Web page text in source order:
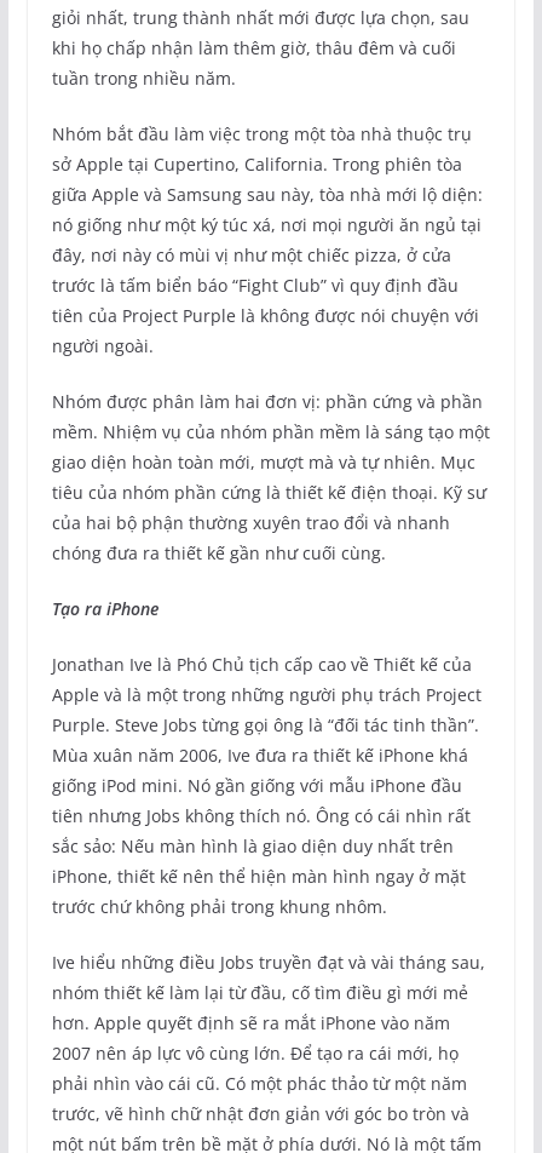
giỏi nhất, trung thành nhất mới được lựa chọn, sau
khi họ chấp nhận làm thêm giờ, thâu đêm và cuối
tuần trong nhiều năm.
Nhóm bắt đầu làm việc trong một tòa nhà thuộc trụ
sở Apple tại Cupertino, California. Trong phiên tòa
giữa Apple và Samsung sau này, tòa nhà mới lộ diện:
nó giống như một ký túc xá, nơi mọi người ăn ngủ tại
đây, nơi này có mùi vị như một chiếc pizza, ở cửa
trước là tấm biển báo “Fight Club” vì quy định đầu
tiên của Project Purple là không được nói chuyện với
người ngoài.
Nhóm được phân làm hai đơn vị: phần cứng và phần
mềm. Nhiệm vụ của nhóm phần mềm là sáng tạo một
giao diện hoàn toàn mới, mượt mà và tự nhiên. Mục
tiêu của nhóm phần cứng là thiết kế điện thoại. Kỹ sư
của hai bộ phận thường xuyên trao đổi và nhanh
chóng đưa ra thiết kế gần như cuối cùng.
Tạo ra iPhone
Jonathan Ive là Phó Chủ tịch cấp cao về Thiết kế của
Apple và là một trong những người phụ trách Project
Purple. Steve Jobs từng gọi ông là “đối tác tinh thần”.
Mùa xuân năm 2006, Ive đưa ra thiết kế iPhone khá
giống iPod mini. Nó gần giống với mẫu iPhone đầu
tiên nhưng Jobs không thích nó. Ông có cái nhìn rất
sắc sảo: Nếu màn hình là giao diện duy nhất trên
iPhone, thiết kế nên thể hiện màn hình ngay ở mặt
trước chứ không phải trong khung nhôm.
Ive hiểu những điều Jobs truyền đạt và vài tháng sau,
nhóm thiết kế làm lại từ đầu, cố tìm điều gì mới mẻ
hơn. Apple quyết định sẽ ra mắt iPhone vào năm
2007 nên áp lực vô cùng lớn. Để tạo ra cái mới, họ
phải nhìn vào cái cũ. Có một phác thảo từ một năm
trước, vẽ hình chữ nhật đơn giản với góc bo tròn và
một nút bấm trên bề mặt ở phía dưới. Nó là một tấm